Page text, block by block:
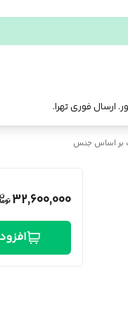
بر اساس جنس
32,600,000